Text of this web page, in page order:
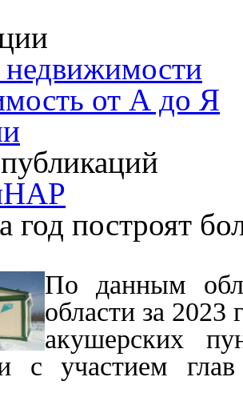
от А до Я
НАР
построят
По данным
области за
акушерских
с участием